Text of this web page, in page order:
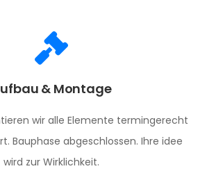
& Montage
wir alle Elemente termingerecht
Bauphase abgeschlossen. Ihre idee
wird zur Wirklichkeit.